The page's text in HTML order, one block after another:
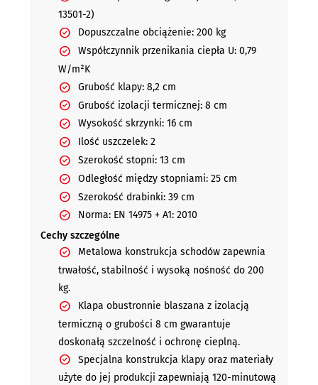
13501-2)
Dopuszczalne obciążenie: 200 kg
Współczynnik przenikania ciepła U: 0,79
W/m²K
Grubość klapy: 8,2 cm
Grubość izolacji termicznej: 8 cm
Wysokość skrzynki: 16 cm
Ilość uszczelek: 2
Szerokość stopni: 13 cm
Odległość między stopniami: 25 cm
Szerokość drabinki: 39 cm
Norma: EN 14975 + A1: 2010
Cechy szczególne
Metalowa konstrukcja schodów zapewnia
trwałość, stabilność i wysoką nośność do 200
kg.
Klapa obustronnie blaszana z izolacją
termiczną o grubości 8 cm gwarantuje
doskonałą szczelność i ochronę cieplną.
Specjalna konstrukcja klapy oraz materiały
użyte do jej produkcji zapewniają 120-minutową